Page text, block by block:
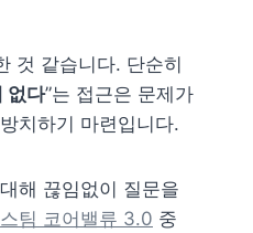
것 같습니다. 단순히
없다”는 접근은 문제가
치하기 마련입니다.
해 끊임없이 질문을
팀 코어밸류 3.0 중